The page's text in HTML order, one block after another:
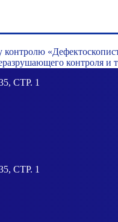
контроля и
СТР. 1
СТР. 1